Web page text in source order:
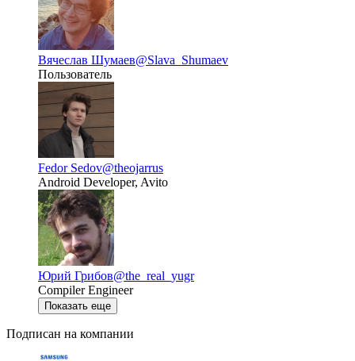
Вячеслав Шумаев@Slava_Shumaev
Пользователь
Fedor Sedov@theojarrus
Android Developer, Avito
Юрий Грибов@the_real_yugr
Compiler Engineer
Показать еще
Подписан на компании